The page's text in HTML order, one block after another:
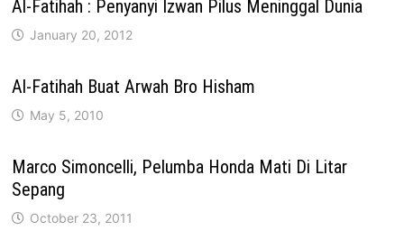
Al-Fatihah : Penyanyi Izwan Pilus Meninggal Dunia
January 20, 2012
Al-Fatihah Buat Arwah Bro Hisham
May 5, 2010
Marco Simoncelli, Pelumba Honda Mati Di Litar
Sepang
October 23, 2011